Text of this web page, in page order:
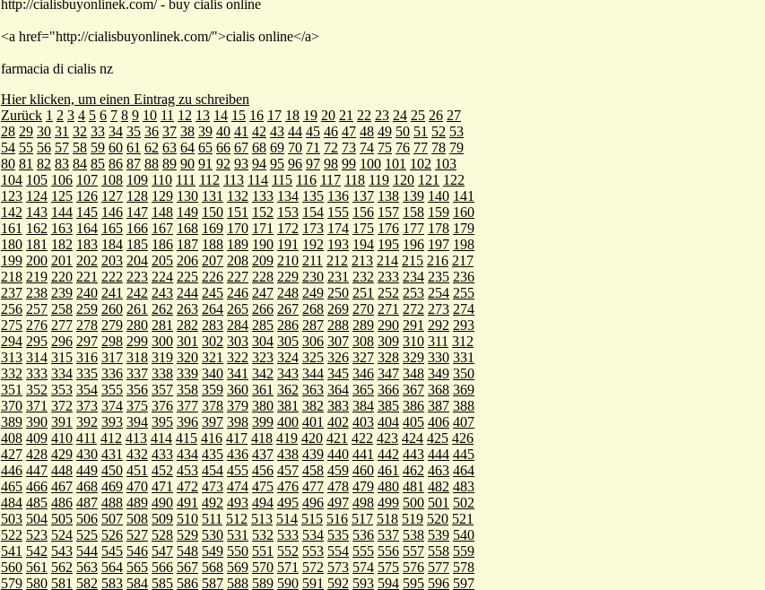
http://cialisbuyonlinek.com/ - buy cialis online
<a href="http://cialisbuyonlinek.com/">cialis online</a>
farmacia di cialis nz
Hier klicken, um einen Eintrag zu schreiben
Zurück 1 2 3 4 5 6 7 8 9 10 11 12 13 14 15 16 17 18 19 20 21 22 23 24 25 26 27
28 29 30 31 32 33 34 35 36 37 38 39 40 41 42 43 44 45 46 47 48 49 50 51 52 53
54 55 56 57 58 59 60 61 62 63 64 65 66 67 68 69 70 71 72 73 74 75 76 77 78 79
80 81 82 83 84 85 86 87 88 89 90 91 92 93 94 95 96 97 98 99 100 101 102 103
104 105 106 107 108 109 110 111 112 113 114 115 116 117 118 119 120 121 122
123 124 125 126 127 128 129 130 131 132 133 134 135 136 137 138 139 140 141
142 143 144 145 146 147 148 149 150 151 152 153 154 155 156 157 158 159 160
161 162 163 164 165 166 167 168 169 170 171 172 173 174 175 176 177 178 179
180 181 182 183 184 185 186 187 188 189 190 191 192 193 194 195 196 197 198
199 200 201 202 203 204 205 206 207 208 209 210 211 212 213 214 215 216 217
218 219 220 221 222 223 224 225 226 227 228 229 230 231 232 233 234 235 236
237 238 239 240 241 242 243 244 245 246 247 248 249 250 251 252 253 254 255
256 257 258 259 260 261 262 263 264 265 266 267 268 269 270 271 272 273 274
275 276 277 278 279 280 281 282 283 284 285 286 287 288 289 290 291 292 293
294 295 296 297 298 299 300 301 302 303 304 305 306 307 308 309 310 311 312
313 314 315 316 317 318 319 320 321 322 323 324 325 326 327 328 329 330 331
332 333 334 335 336 337 338 339 340 341 342 343 344 345 346 347 348 349 350
351 352 353 354 355 356 357 358 359 360 361 362 363 364 365 366 367 368 369
370 371 372 373 374 375 376 377 378 379 380 381 382 383 384 385 386 387 388
389 390 391 392 393 394 395 396 397 398 399 400 401 402 403 404 405 406 407
408 409 410 411 412 413 414 415 416 417 418 419 420 421 422 423 424 425 426
427 428 429 430 431 432 433 434 435 436 437 438 439 440 441 442 443 444 445
446 447 448 449 450 451 452 453 454 455 456 457 458 459 460 461 462 463 464
465 466 467 468 469 470 471 472 473 474 475 476 477 478 479 480 481 482 483
484 485 486 487 488 489 490 491 492 493 494 495 496 497 498 499 500 501 502
503 504 505 506 507 508 509 510 511 512 513 514 515 516 517 518 519 520 521
522 523 524 525 526 527 528 529 530 531 532 533 534 535 536 537 538 539 540
541 542 543 544 545 546 547 548 549 550 551 552 553 554 555 556 557 558 559
560 561 562 563 564 565 566 567 568 569 570 571 572 573 574 575 576 577 578
579 580 581 582 583 584 585 586 587 588 589 590 591 592 593 594 595 596 597